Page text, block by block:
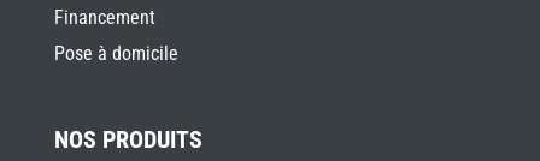
Financement
Pose à domicile
NOS PRODUITS